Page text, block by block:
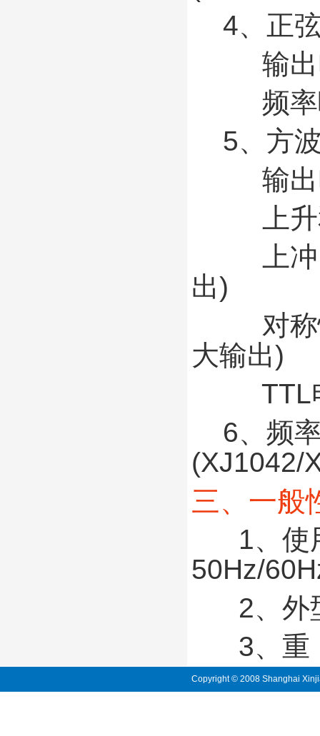
4、正
输出
频率
5、方
输出
上升和
上冲
出)
对称
大输出)
TTL
6、频
(XJ1042/
三、一般
1、使
50Hz/
2、外
3、重
Copyright © 2008 Shanghai